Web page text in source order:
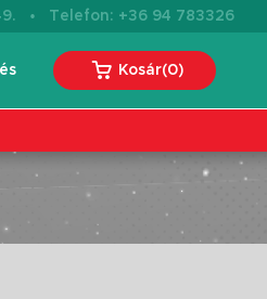
· Telefon: +36 94 783326
Kosár(0)